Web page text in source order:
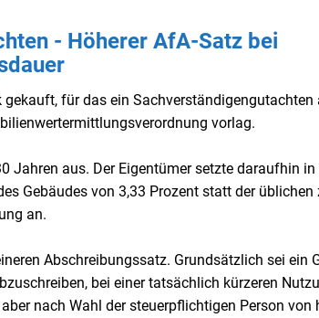
- Höherer AfA-Satz bei
für das ein Sachverständigengutachten
vorlag.
Jahren aus. Der Eigentümer setzte daraufhin in
Gebäudes von 3,33 Prozent statt der üblichen
an.
Abschreibungssatz. Grundsätzlich sei ein
bei einer tatsächlich kürzeren
nach Wahl der steuerpflichtigen Person von